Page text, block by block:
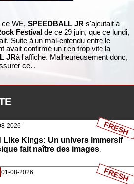
ce WE, SPEEDBALL JR s'ajoutait à
Festivalde ce 29 juin, que ce lundi,
Suite à un mal-entendu entre le
avait confirmé un rien trop vite la
JRà l'affiche. Malheureusement donc,
ce...
2026
Like Kings: Un univers immersif
fait naître des images.
FRESH
01-08-2026 FRESH